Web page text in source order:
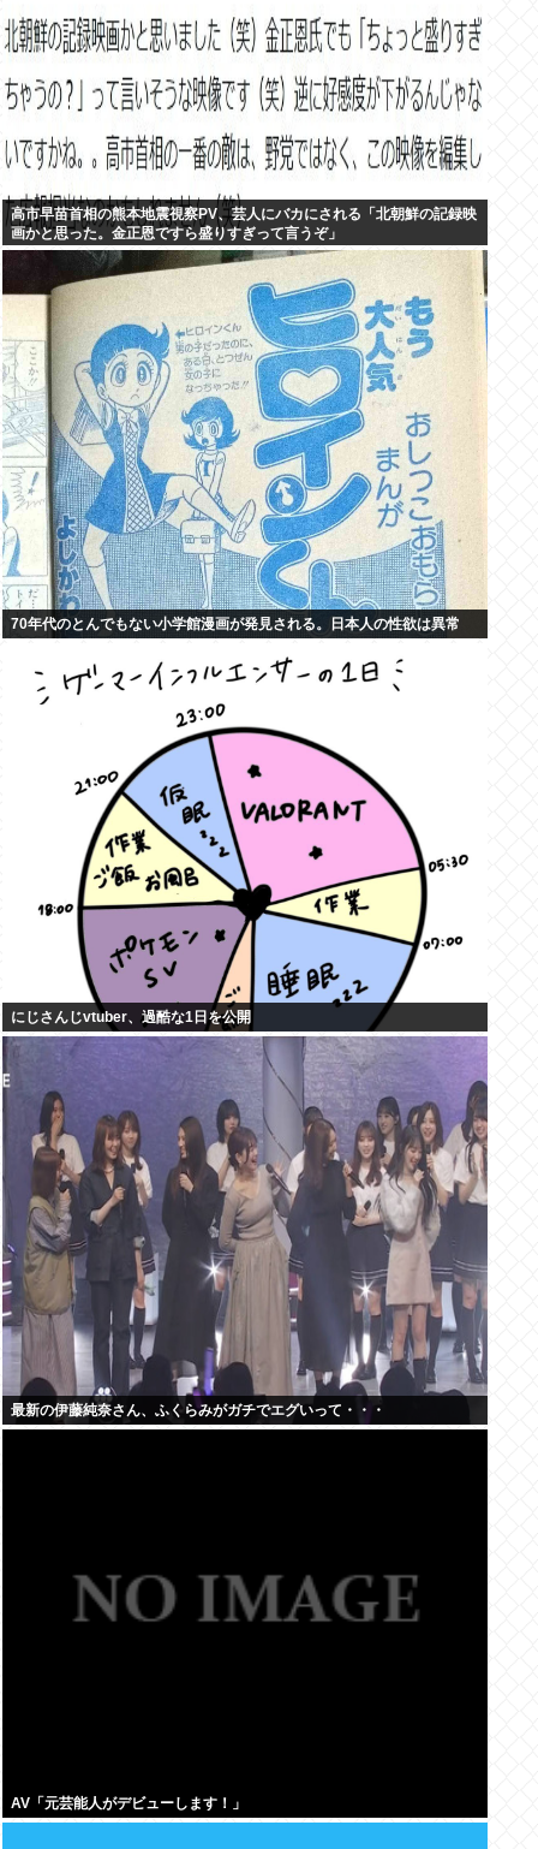
高市早苗首相の熊本地震視察PV、芸人にバカにされる「北朝鮮の記録映
画かと思った。金正恩ですら盛りすぎって言うぞ」
70年代のとんでもない小学館漫画が発見される。日本人の性欲は異常
にじさんじvtuber、過酷な1日を公開
最新の伊藤純奈さん、ふくらみがガチでエグいって・・・
AV「元芸能人がデビューします！」